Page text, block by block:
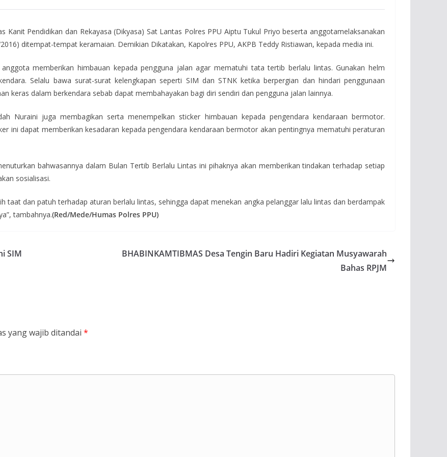
Kanit Pendidikan dan Rekayasa (Dikyasa) Sat Lantas Polres PPU Aiptu Tukul Priyo beserta anggotamelaksanakan
ditempat-tempat keramaian. Demikian Dikatakan, Kapolres PPU, AKPB Teddy Ristiawan, kepada media ini.
memberikan himbauan kepada pengguna jalan agar mematuhi tata tertib berlalu lintas. Gunakan helm
Selalu bawa surat-surat kelengkapan seperti SIM dan STNK ketika berpergian dan hindari penggunaan
keras dalam berkendara sebab dapat membahayakan bagi diri sendiri dan pengguna jalan lainnya.
Nuraini juga membagikan serta menempelkan sticker himbauan kepada pengendara kendaraan bermotor.
ini dapat memberikan kesadaran kepada pengendara kendaraan bermotor akan pentingnya mematuhi peraturan
bahwasannya dalam Bulan Tertib Berlalu Lintas ini pihaknya akan memberikan tindakan terhadap setiap
sosialisasi.
taat dan patuh terhadap aturan berlalu lintas, sehingga dapat menekan angka pelanggar lalu lintas dan berdampak
tambahnya.(Red/Mede/Humas Polres PPU)
SIM
BHABINKAMTIBMAS Desa Tengin Baru Hadiri Kegiatan Musyawarah
Bahas RPJM
yang wajib ditandai *